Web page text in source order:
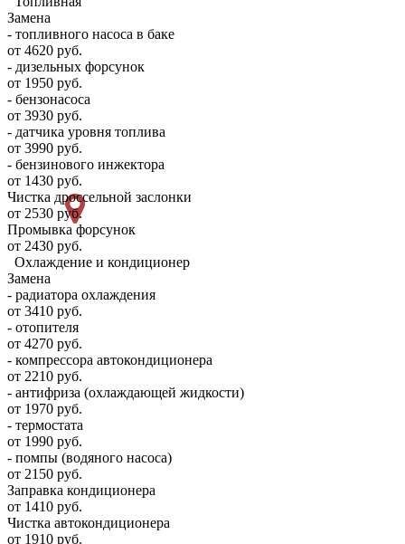
Замена
- топливного насоса в баке
от 4620 руб.
- дизельных форсунок
от 1950 руб.
- бензонасоса
от 3930 руб.
- датчика уровня топлива
от 3990 руб.
- бензинового инжектора
от 1430 руб.
Чистка дроссельной заслонки
от 2530 руб.
Промывка форсунок
от 2430 руб.
Охлаждение и кондиционер
Замена
- радиатора охлаждения
от 3410 руб.
- отопителя
от 4270 руб.
- компрессора автокондиционера
от 2210 руб.
- антифриза (охлаждающей жидкости)
от 1970 руб.
- термостата
от 1990 руб.
- помпы (водяного насоса)
от 2150 руб.
Заправка кондиционера
от 1410 руб.
Чистка автокондиционера
от 1910 руб.